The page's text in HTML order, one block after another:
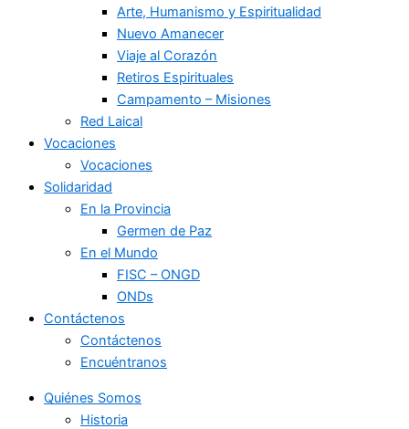
Arte, Humanismo y Espiritualidad
Nuevo Amanecer
Viaje al Corazón
Retiros Espirituales
Campamento – Misiones
Red Laical
Vocaciones
Vocaciones
Solidaridad
En la Provincia
Germen de Paz
En el Mundo
FISC – ONGD
ONDs
Contáctenos
Contáctenos
Encuéntranos
Quiénes Somos
Historia